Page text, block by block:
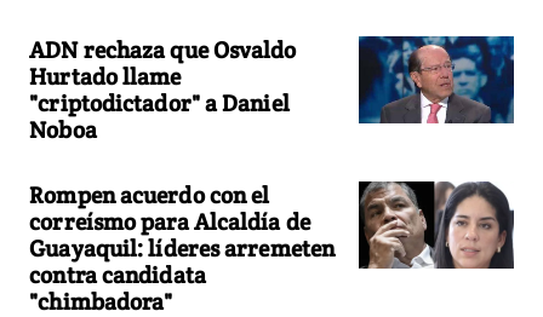
ADN rechaza que Osvaldo
Hurtado llame
"criptodictador" a Daniel
Noboa
Rompen acuerdo con el
correísmo para Alcaldía de
Guayaquil: líderes arremeten
contra candidata
"chimbadora"